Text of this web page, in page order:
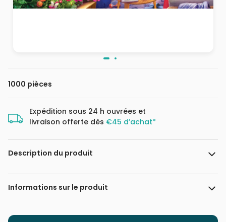
1000 pièces
Expédition sous 24 h ouvrées et
livraison offerte dès €45 d’achat*
Description du produit
Artbeat Studio
Informations sur le produit
Marque Eurographics